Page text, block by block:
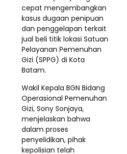
cepat mengembangkan
kasus dugaan penipuan
dan penggelapan terkait
jual beli titik lokasi Satuan
Pelayanan Pemenuhan
Gizi (SPPG) di Kota
Batam.
Wakil Kepala BGN Bidang
Operasional Pemenuhan
Gizi, Sony Sonjaya,
menjelaskan bahwa
dalam proses
penyelidikan, pihak
kepolisian telah